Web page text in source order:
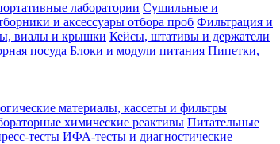
лаборатории Сушильные и
и аксессуары отбора проб Фильтрация и
виалы и крышки Кейсы, штативы и держатели
посуда Блоки и модули питания Пипетки,
материалы, кассеты и фильтры
химические реактивы Питательные
тесты ИФА-тесты и диагностические